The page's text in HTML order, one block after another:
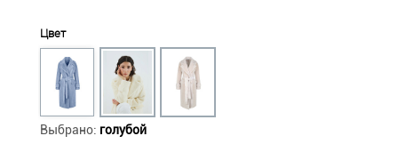
Цвет
Выбрано: голубой